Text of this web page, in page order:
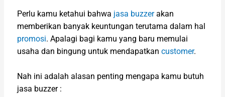
Perlu kamu ketahui bahwa jasa buzzerakan
memberikan banyak keuntungan terutama dalam hal
promosi. Apalagi bagi kamu yang baru memulai
usaha dan bingung untuk mendapatkan customer.
Nah ini adalah alasan penting mengapa kamu butuh
jasa buzzer :